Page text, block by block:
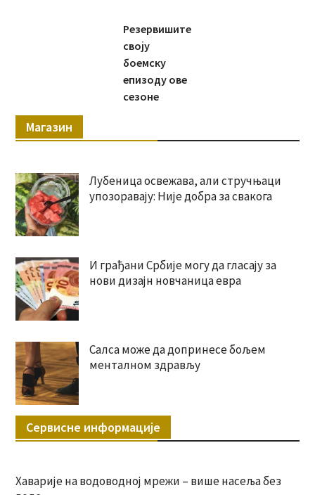
Резервишите
своју
боемску
епизоду ове
сезоне
Магазин
Лубеница освежава, али стручњаци
упозоравају: Није добра за свакога
И грађани Србије могу да гласају за
нови дизајн новчаница евра
Салса може да допринесе бољем
менталном здрављу
Сервисне информације
Хаварије на водоводној мрежи – више насеља без